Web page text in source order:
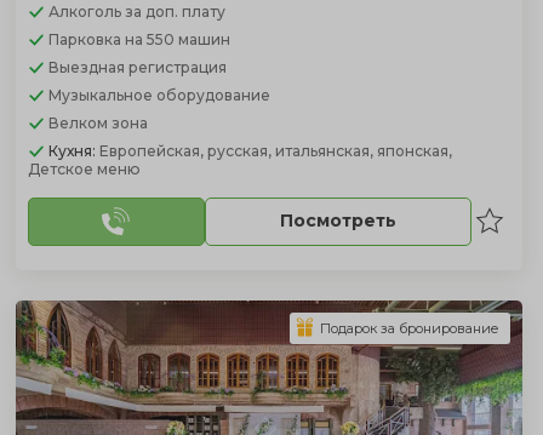
Алкоголь за доп. плату
Парковка на 550 машин
Выездная регистрация
Музыкальное оборудование
Велком зона
Кухня: Европейская, русская, итальянская, японская,
Детское меню
Посмотреть
Подарок за бронирование